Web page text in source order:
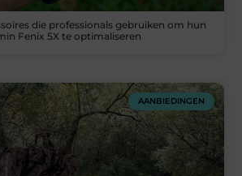
die professionals gebruiken om hun
Fenix 5X te optimaliseren
AANBIEDINGEN